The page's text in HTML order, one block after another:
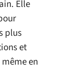
Elle
plus
et
en